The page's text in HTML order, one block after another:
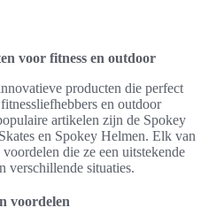
voor fitness en outdoor
producten die perfect
en outdoor
artikelen zijn de Spokey
en Spokey Helmen. Elk van
die ze een uitstekende
verschillende situaties.
voordelen